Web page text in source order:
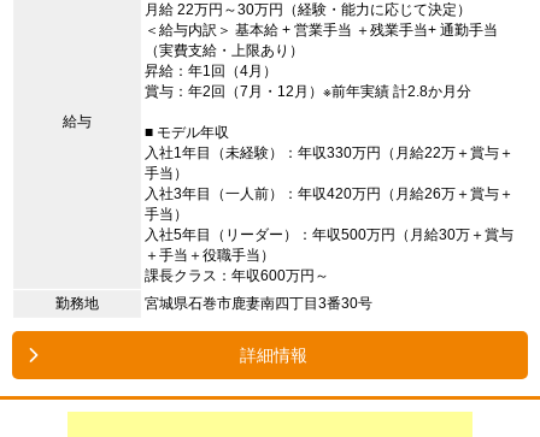
給与
月給 22万円～30万円（経験・能力に応じて決定）
＜給与内訳＞ 基本給 + 営業手当 ＋残業手当+ 通勤手当
（実費支給・上限あり）
昇給：年1回（4月）
賞与：年2回（7月・12月）※前年実績 計2.8か月分
■ モデル年収
入社1年目（未経験）：年収330万円（月給22万＋賞与＋
手当）
入社3年目（一人前）：年収420万円（月給26万＋賞与＋
手当）
入社5年目（リーダー）：年収500万円（月給30万＋賞与
＋手当＋役職手当）
課長クラス：年収600万円～
勤務地
宮城県石巻市鹿妻南四丁目3番30号
詳細情報